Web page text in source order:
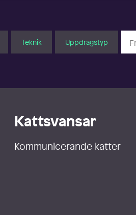
Teknik Uppdragstyp
Kattsvansar
Kommunicerande katter